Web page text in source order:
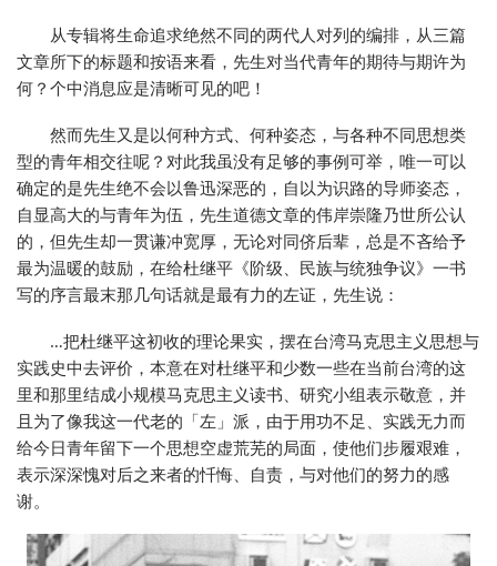
从专辑将生命追求绝然不同的两代人对列的编排，从三篇
文章所下的标题和按语来看，先生对当代青年的期待与期许为
何？个中消息应是清晰可见的吧！
然而先生又是以何种方式、何种姿态，与各种不同思想类
型的青年相交往呢？对此我虽没有足够的事例可举，唯一可以
确定的是先生绝不会以鲁迅深恶的，自以为识路的导师姿态，
自显高大的与青年为伍，先生道德文章的伟岸崇隆乃世所公认
的，但先生却一贯谦冲宽厚，无论对同侪后辈，总是不吝给予
最为温暖的鼓励，在给杜继平《阶级、民族与统独争议》一书
写的序言最末那几句话就是最有力的左证，先生说：
…把杜继平这初收的理论果实，摆在台湾马克思主义思想与
实践史中去评价，本意在对杜继平和少数一些在当前台湾的这
里和那里结成小规模马克思主义读书、研究小组表示敬意，并
且为了像我这一代老的「左」派，由于用功不足、实践无力而
给今日青年留下一个思想空虚荒芜的局面，使他们步履艰难，
表示深深愧对后之来者的忏悔、自责，与对他们的努力的感
谢。